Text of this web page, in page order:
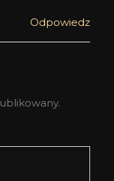
Odpowiedz